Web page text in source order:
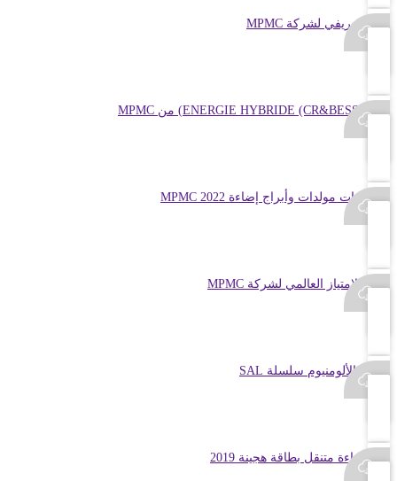
ملف تعريفي لشركة MPMC
حلول ENERGIE HYBRIDE (CR&BESS) من MPMC
مجموعات مولدات وأبراج إضاءة MPMC 2022
نظام الامتياز العالمي لشركة MPMC
سقف الألومنيوم سلسلة SAL
برج إضاءة متنقل بطاقة هجينة 2019